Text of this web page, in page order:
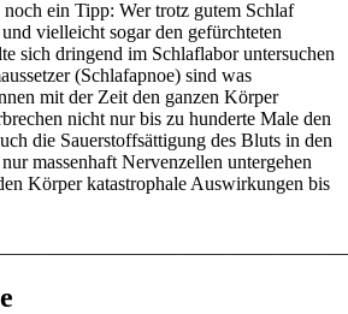
ein Tipp: Wer trotz gutem Schlaf
vielleicht sogar den gefürchteten
sich dringend im Schlaflabor untersuchen
(Schlafapnoe) sind was
mit der Zeit den ganzen Körper
nicht nur bis zu hunderte Male den
die Sauerstoffsättigung des Bluts in den
massenhaft Nervenzellen untergehen
Körper katastrophale Auswirkungen bis